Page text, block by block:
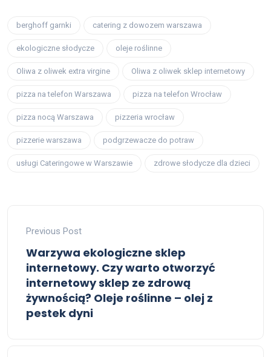
berghoff garnki catering z dowozem warszawa
ekologiczne słodycze oleje roślinne
Oliwa z oliwek extra virgine Oliwa z oliwek sklep internetowy
pizza na telefon Warszawa pizza na telefon Wrocław
pizza nocą Warszawa pizzeria wrocław
pizzerie warszawa podgrzewacze do potraw
usługi Cateringowe w Warszawie zdrowe słodycze dla dzieci
Previous Post
Warzywa ekologiczne sklep
internetowy. Czy warto otworzyć
internetowy sklep ze zdrową
żywnością? Oleje roślinne – olej z
pestek dyni